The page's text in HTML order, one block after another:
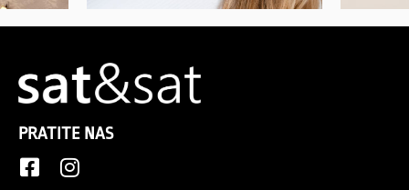
PRATITE NAS